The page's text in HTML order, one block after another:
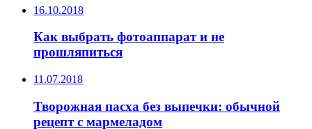
16.10.2018
Как выбрать фотоаппарат и не
прошляпиться
11.07.2018
Творожная пасха без выпечки: обычной
рецепт с мармеладом